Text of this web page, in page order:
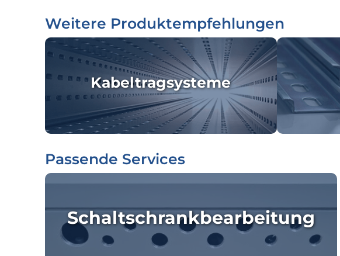
Weitere Produktempfehlungen
Kabeltragsysteme
Passende Services
Schaltschrankbearbeitung